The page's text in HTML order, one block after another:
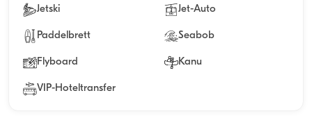
Jetski Jet-Auto
Paddelbrett Seabob
Flyboard Kanu
VIP-Hoteltransfer